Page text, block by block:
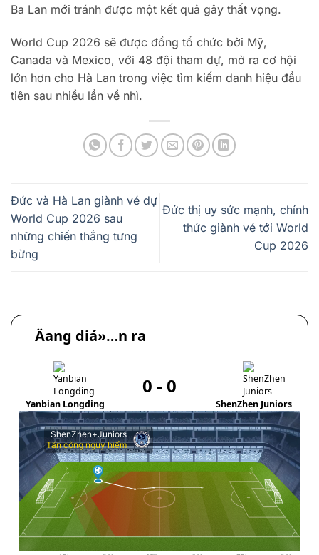
Ba Lan mới tránh được một kết quả gây thất vọng.
World Cup 2026 sẽ được đồng tổ chức bởi Mỹ,
Canada và Mexico, với 48 đội tham dự, mở ra cơ hội
lớn hơn cho Hà Lan trong việc tìm kiếm danh hiệu đầu
tiên sau nhiều lần về nhì.
Đức và Hà Lan giành vé dự
World Cup 2026 sau
những chiến thắng tưng
bừng
Đức thị uy sức mạnh, chính
thức giành vé tới World
Cup 2026
Äang diá»…n ra
Yanbian Longding
0 - 0
ShenZhen Juniors